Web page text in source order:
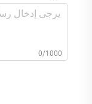
0/1000